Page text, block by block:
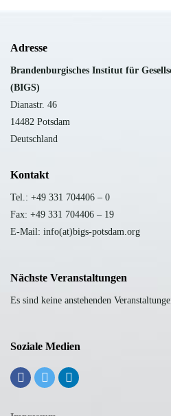
Adresse
Brandenburgisches Institut für
(BIGS)
Dianastr. 46
14482 Potsdam
Deutschland
Kontakt
Tel.: +49 331 704406 – 0
Fax: +49 331 704406 – 19
E-Mail: info(at)bigs-potsdam.org
Nächste Veranstaltungen
Es sind keine anstehenden
Soziale Medien